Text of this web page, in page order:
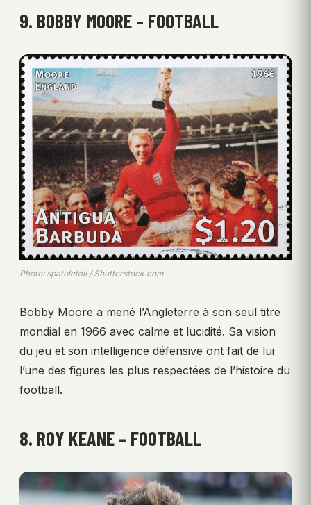
9. BOBBY MOORE – FOOTBALL
Photo: spatuletail / Shutterstock.com
Bobby Moore a mené l’Angleterre à son seul titre
mondial en 1966 avec calme et lucidité. Sa vision
du jeu et son intelligence défensive ont fait de lui
l’une des figures les plus respectées de l’histoire du
football.
8. ROY KEANE – FOOTBALL